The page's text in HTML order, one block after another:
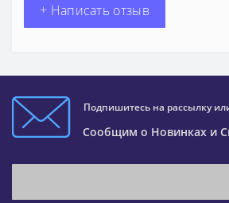
+ Написать отзыв
Подпишитесь на рассылку
Сообщим о Новинках и